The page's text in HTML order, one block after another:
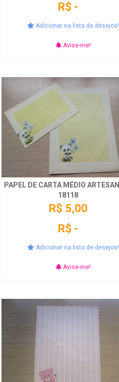
R$ -
Adicionar na lista de desejos!
Avise-me!
PAPEL DE CARTA MÉDIO
18118
R$ 5,00
R$ -
Adicionar na lista de desejos!
Avise-me!